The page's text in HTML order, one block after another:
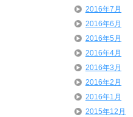
2016年7月
2016年6月
2016年5月
2016年4月
2016年3月
2016年2月
2016年1月
2015年12月